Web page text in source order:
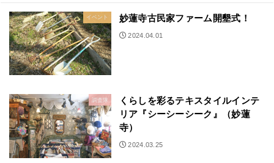
イベント 妙蓮寺古民家ファーム開墾式！
2024.04.01
調査隊
くらしを彩るテキスタイルインテ
リア『シーシーシーク』（妙蓮
寺）
2024.03.25